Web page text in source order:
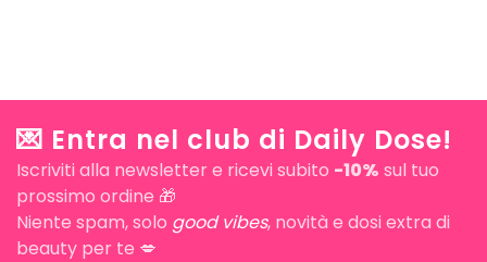
💌 Entra nel club di Daily Dose!
Iscriviti alla newsletter e ricevi subito -10% sul tuo
prossimo ordine 🎁
Niente spam, solo good vibes, novità e dosi extra di
beauty per te 💋